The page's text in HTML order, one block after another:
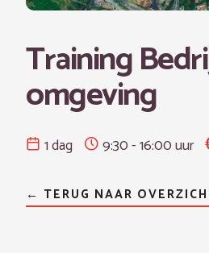
Training
omgeving
1 dag 9:30 - 16:00 uur
← TERUG NAAR